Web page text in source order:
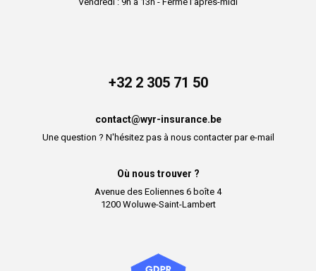
+32 2 305 71 50
contact@wyr-insurance.be
Une question ? N'hésitez pas à nous contacter par e-mail
Où nous trouver ?
Avenue des Eoliennes 6 boîte 4
1200 Woluwe-Saint-Lambert